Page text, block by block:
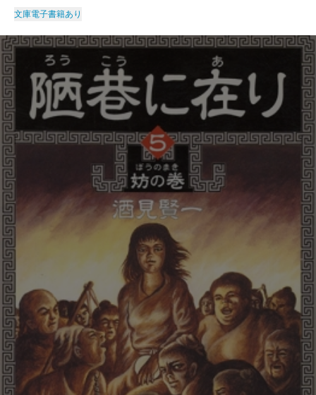
文庫電子書籍あり